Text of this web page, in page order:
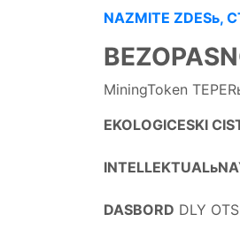
NAZMITE ZDESь,
MiningToken
EKOLOGICESKI
DASBORD DLY